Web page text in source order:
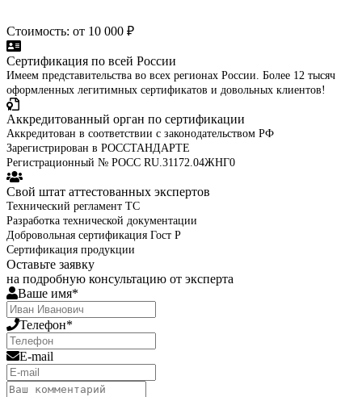
Стоимость: от 10 000 ₽
Сертификация по всей России
Имеем представительства во всех регионах России. Более 12 тысяч
оформленных легитимных сертификатов и довольных клиентов!
Аккредитованный орган по сертификации
Аккредитован в соответствии с законодательством РФ
Зарегистрирован в РОССТАНДАРТЕ
Регистрационный № РОСС RU.31172.04ЖНГ0
Свой штат аттестованных экспертов
Технический регламент ТС
Разработка технической документации
Добровольная сертификация Гост Р
Сертификация продукции
Оставьте заявку
на подробную консультацию от эксперта
Ваше имя*
Телефон*
E-mail